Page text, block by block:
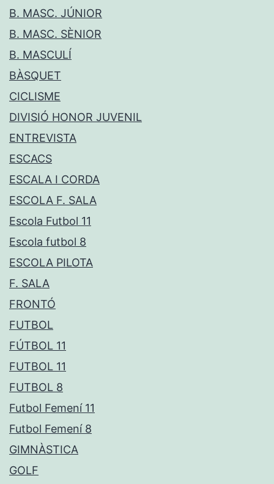
B. MASC. JÚNIOR
B. MASC. SÈNIOR
B. MASCULÍ
BÀSQUET
CICLISME
DIVISIÓ HONOR JUVENIL
ENTREVISTA
ESCACS
ESCALA I CORDA
ESCOLA F. SALA
Escola Futbol 11
Escola futbol 8
ESCOLA PILOTA
F. SALA
FRONTÓ
FUTBOL
FÚTBOL 11
FUTBOL 11
FUTBOL 8
Futbol Femení 11
Futbol Femení 8
GIMNÀSTICA
GOLF